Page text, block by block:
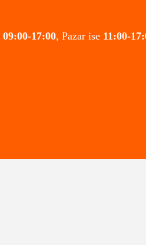
09:00-17:00, Pazar ise 11:00-